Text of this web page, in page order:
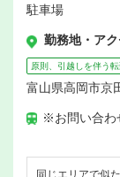
駐車場
勤務地・ア
原則、引越しを伴う
富山県高岡市京
※お問い合わ